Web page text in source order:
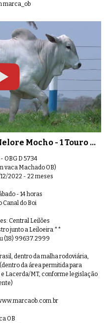
marca_ob
99º Leilão OB - Lote 15 - Nelore Mocho - 1 Touro PO Registrado
OBG D 5734
vaca Machado OB)
2022 - 22 meses
- 14 horas
Canal do Boi
Central Leilões
junto a Leiloeira **
(18) 99637.2999
dentro da malha rodoviária,
da área permitida para
Lacerda/MT, conforme legislação
OB